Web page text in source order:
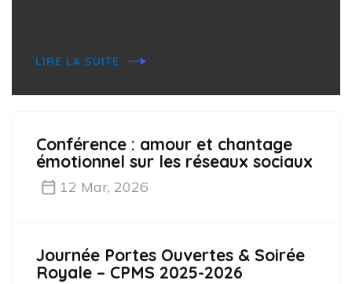
LIRE LA SUITE
Conférence : amour et chantage
émotionnel sur les réseaux sociaux
12 Mar, 2026
Journée Portes Ouvertes & Soirée
Royale – CPMS 2025-2026